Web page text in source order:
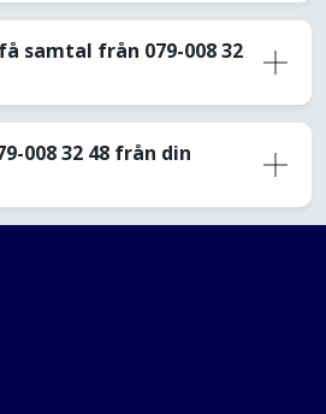
samtal från 079-008 32
008 32 48 från din